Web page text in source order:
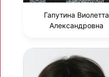
Гапутина Виолетта
Александровна